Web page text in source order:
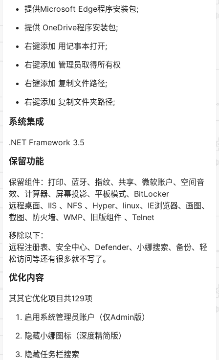
提供Microsoft Edge程序安装包;
提供 OneDrive程序安装包;
右键添加 用记事本打开;
右键添加 管理员取得所有权
右键添加 复制文件路径;
右键添加 复制文件夹路径;
系统集成
.NET Framework 3.5
保留功能
保留组件：打印、蓝牙、指纹、共享、微软账户、空间音
效、计算器、屏幕投影、平板模式、BitLocker
远程桌面、IIS 、NFS 、Hyper、linux、IE浏览器、画图、
截图、防火墙、WMP、旧版组件 、Telnet
移除以下：
远程注册表、安全中心、Defender、小娜搜索、备份、轻
松访问等还有很多就不写了。
优化内容
其其它优化项目共129项
启用系统管理员账户（仅Admin版）
隐藏小娜图标（深度精简版）
隐藏任务栏搜索